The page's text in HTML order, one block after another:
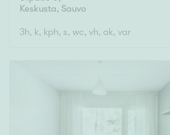
Keskusta, Sauvo
3h, k, kph, s, wc, vh, ak, var